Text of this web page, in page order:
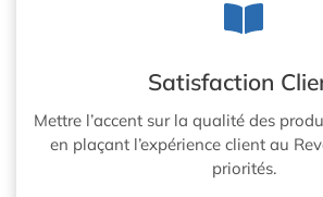
Satisfaction
Mettre l’accent sur la qualité des
en plaçant l’expérience client au
priorités.